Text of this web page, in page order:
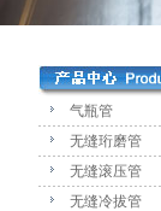
气瓶管
无缝珩磨管
无缝滚压管
无缝冷拔管